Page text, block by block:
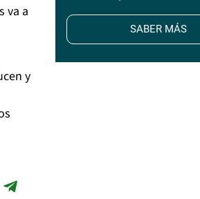
va a
y
SABER MÁS